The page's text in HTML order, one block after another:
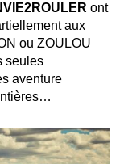
ont
aux
ou ZOULOU
seules
aventure